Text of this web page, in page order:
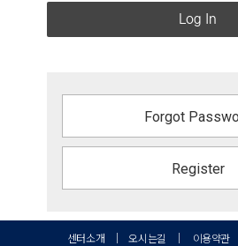
Log In
Forgot
Register
센터소개 ｜오시는길 ｜ 이용약관